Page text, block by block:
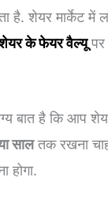
है. शेयर मार्केट में
के फेयर वैल्यूपर
बात है कि आप
सालतक रखना
होगा.